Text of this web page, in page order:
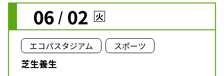
06 / 02 火
エコパスタジアム スポーツ
芝生養生